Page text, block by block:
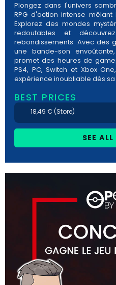
Plongez dans l'univers
RPG d'action intense
Explorez des mondes
redoutables et
rebondissements. Avec des
une bande-son
promet des heures de
PS4, PC, Switch et Xbox
expérience inoubliable dès sa
BEST PRICES
18,49 € (Store)
SEE